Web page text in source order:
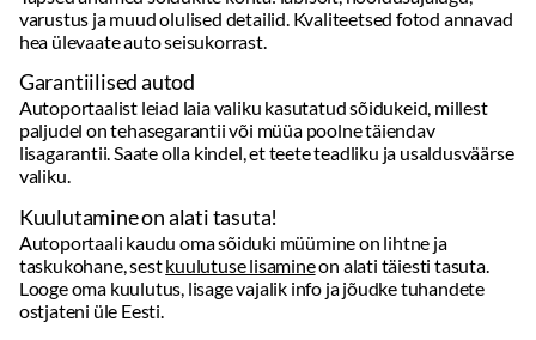
Kuulutamine on alati tasuta!
Autoportaali kaudu oma sõiduki müümine on lihtne ja
Looge oma kuulutus, lisage vajalik info ja jõudke tuhandete
ostjateni üle Eesti.